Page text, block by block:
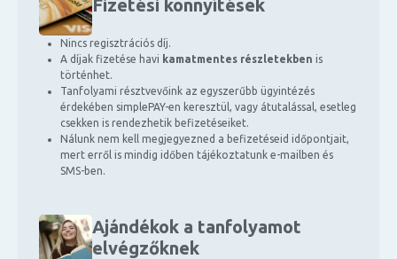
Fizetési könnyítések
Nincs regisztrációs díj.
A díjak fizetése havi kamatmentes részletekben is
történhet.
Tanfolyami résztvevőink az egyszerűbb ügyintézés
érdekében simplePAY-en keresztül, vagy átutalással, esetleg
csekken is rendezhetik befizetéseiket.
Nálunk nem kell megjegyezned a befizetéseid időpontjait,
mert erről is mindig időben tájékoztatunk e-mailben és
SMS-ben.
Ajándékok a tanfolyamot
elvégzőknek